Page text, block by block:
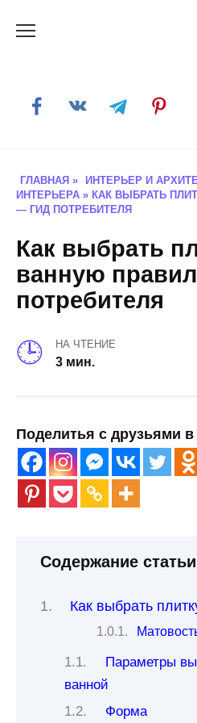
ГЛАВНАЯ » ИНТЕРЬЕР И
ИНТЕРЬЕРА » КАК ВЫБРАТЬ
— ГИД ПОТРЕБИТЕЛЯ
Как выбрать
ванную
потребителя
НА ЧТЕНИЕ
3 мин.
Поделитья с друзьями
Содержание
Как выбрать
Параметры
ванной
Форма